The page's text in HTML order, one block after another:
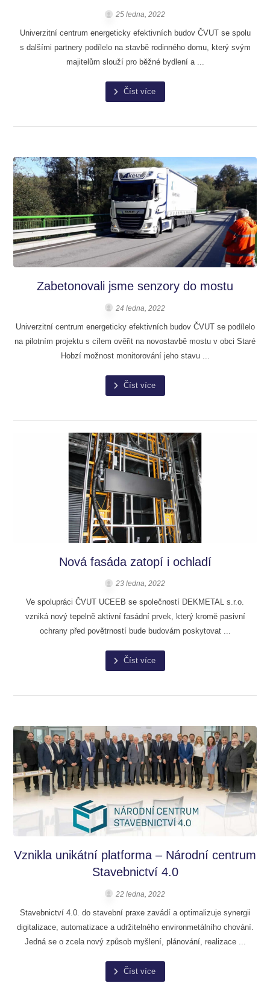
25 ledna, 2022
Univerzitní centrum energeticky efektivních budov ČVUT se spolu
s dalšími partnery podílelo na stavbě rodinného domu, který svým
majitelům slouží pro běžné bydlení a ...
Číst více
Zabetonovali jsme senzory do mostu
24 ledna, 2022
Univerzitní centrum energeticky efektivních budov ČVUT se podílelo
na pilotním projektu s cílem ověřit na novostavbě mostu v obci Staré
Hobzí možnost monitorování jeho stavu ...
Číst více
Nová fasáda zatopí i ochladí
23 ledna, 2022
Ve spolupráci ČVUT UCEEB se společností DEKMETAL s.r.o.
vzniká nový tepelně aktivní fasádní prvek, který kromě pasivní
ochrany před povětrností bude budovám poskytovat ...
Číst více
Vznikla unikátní platforma – Národní centrum
Stavebnictví 4.0
22 ledna, 2022
Stavebnictví 4.0. do stavební praxe zavádí a optimalizuje synergii
digitalizace, automatizace a udržitelného environmetálního chování.
Jedná se o zcela nový způsob myšlení, plánování, realizace ...
Číst více